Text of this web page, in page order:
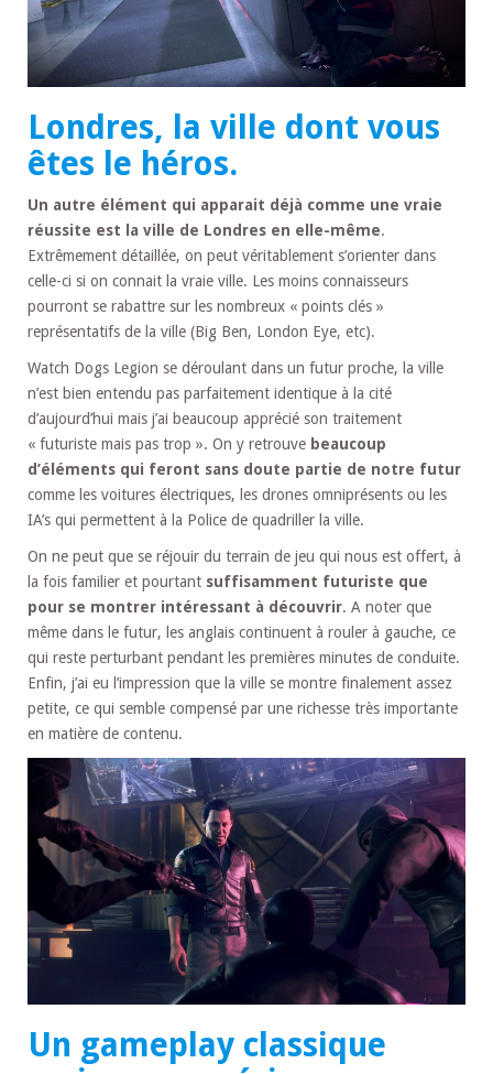
Londres, la ville dont vous
êtes le héros.
Un autre élément qui apparait déjà comme une vraie
réussite est la ville de Londres en elle-même.
Extrêmement détaillée, on peut véritablement s’orienter dans
celle-ci si on connait la vraie ville. Les moins connaisseurs
pourront se rabattre sur les nombreux « points clés »
représentatifs de la ville (Big Ben, London Eye, etc).
Watch Dogs Legion se déroulant dans un futur proche, la ville
n’est bien entendu pas parfaitement identique à la cité
d’aujourd’hui mais j’ai beaucoup apprécié son traitement
« futuriste mais pas trop ». On y retrouve beaucoup
d’éléments qui feront sans doute partie de notre futur
comme les voitures électriques, les drones omniprésents ou les
IA’s qui permettent à la Police de quadriller la ville.
On ne peut que se réjouir du terrain de jeu qui nous est offert, à
la fois familier et pourtant suffisamment futuriste que
pour se montrer intéressant à découvrir. A noter que
même dans le futur, les anglais continuent à rouler à gauche, ce
qui reste perturbant pendant les premières minutes de conduite.
Enfin, j’ai eu l’impression que la ville se montre finalement assez
petite, ce qui semble compensé par une richesse très importante
en matière de contenu.
Un gameplay classique